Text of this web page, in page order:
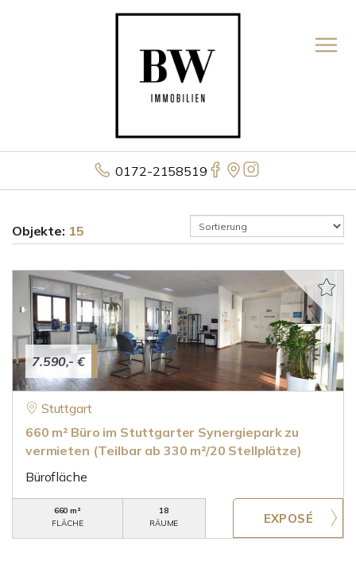
0172-2158519
Objekte: 15
7.590,- €
Stuttgart
660 m² Büro im Stuttgarter Synergiepark zu
vermieten (Teilbar ab 330 m²/20 Stellplätze)
Bürofläche
660 m²
FLÄCHE
18
RÄUME